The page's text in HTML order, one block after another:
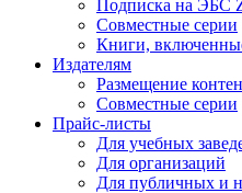
Подписка на ЭБС
Совместные серии
Книги,
Издателям
Размещение
Совместные серии
Прайс-листы
Для учебных
Для организаций
Для публичных и